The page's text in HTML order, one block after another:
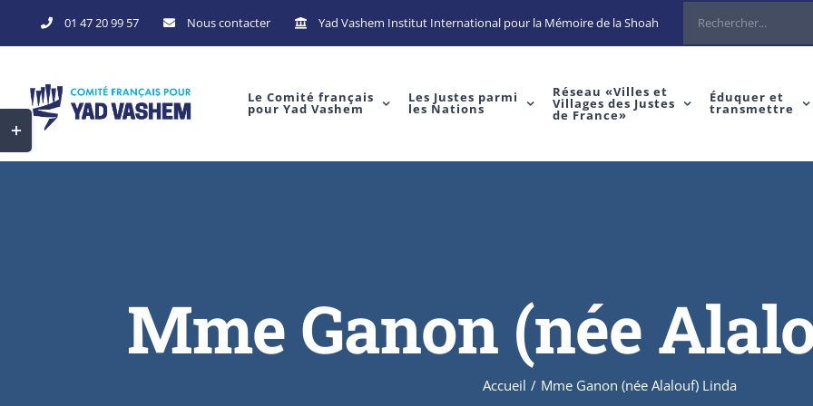
to
01 47 20 99 57 Nous contacter Yad Vashem Institut International pour la Mémoire de la Shoah Rechercher
Le Comité français
pour Yad Vashem
Les Justes parmi
les Nations
Réseau «Villes et
Villages des Justes
de France»
Éduquer et
transmettre
Mme Ganon (née
Accueil / Mme Ganon (née Alalouf) Linda
Toggle
Sliding